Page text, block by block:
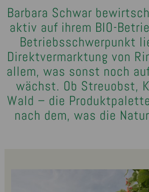
Barbara Schwar
aktiv auf ihrem BIO-
Betriebsschwerpunkt
Direktvermarktung von
allem, was sonst noch
wächst. Ob Streuobst,
Wald – die
nach dem, was die